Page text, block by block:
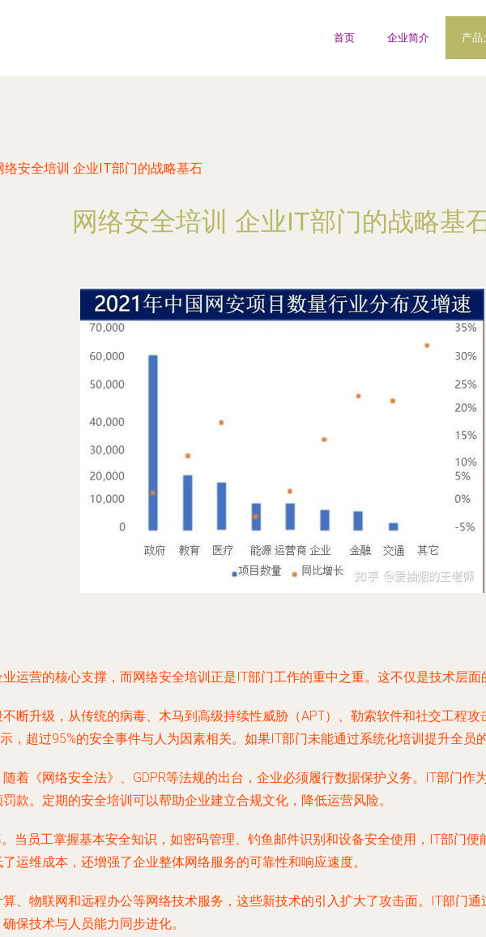
首页 企业简介 产品
络安全培训 企业IT部门的战略基石
网络安全培训 企业IT部门的战略基
运营的核心支撑，而网络安全培训正是IT部门工作的重中之重。这不仅是技术层面
断升级，从传统的病毒、木马到高级持续性威胁（APT）、勒索软件和社交工程
，超过95%的安全事件与人为因素相关。如果IT部门未能通过系统化培训提升全员
着《网络安全法》、GDPR等法规的出台，企业必须履行数据保护义务。IT部门作
款。定期的安全培训可以帮助企业建立合规文化，降低运营风险。
当员工掌握基本安全知识，如密码管理、钓鱼邮件识别和设备安全使用，IT部门
运维成本，还增强了企业整体网络服务的可靠性和响应速度。
、物联网和远程办公等网络技术服务，这些新技术的引入扩大了攻击面。IT部门
保技术与人员能力同步进化。